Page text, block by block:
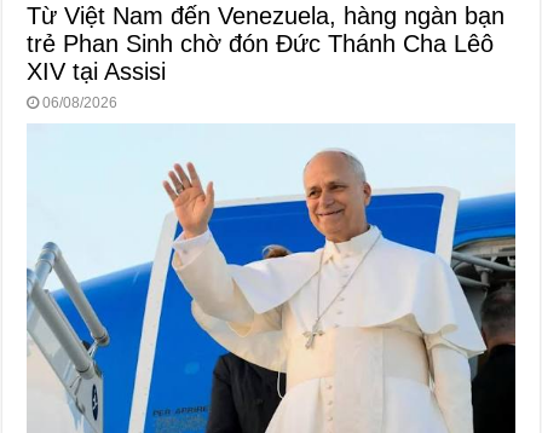
Từ Việt Nam đến Venezuela, hàng ngàn bạn
trẻ Phan Sinh chờ đón Đức Thánh Cha Lêô
XIV tại Assisi
06/08/2026